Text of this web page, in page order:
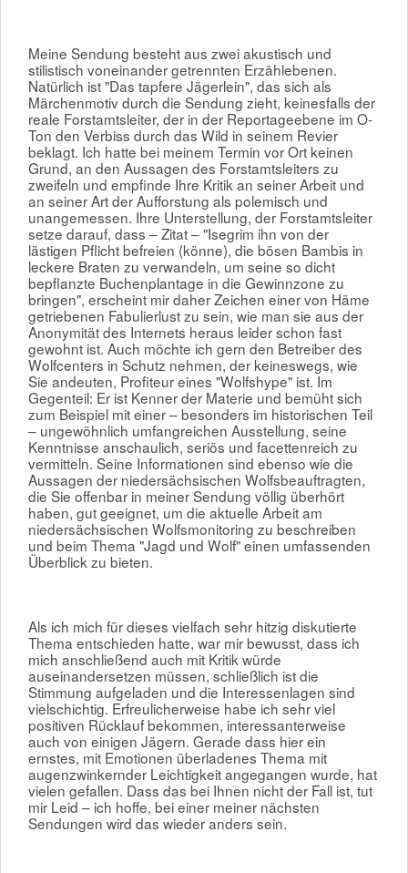
Meine Sendung besteht aus zwei akustisch und
stilistisch voneinander getrennten Erzählebenen.
Natürlich ist "Das tapfere Jägerlein", das sich als
Märchenmotiv durch die Sendung zieht, keinesfalls der
reale Forstamtsleiter, der in der Reportageebene im O-
Ton den Verbiss durch das Wild in seinem Revier
beklagt. Ich hatte bei meinem Termin vor Ort keinen
Grund, an den Aussagen des Forstamtsleiters zu
zweifeln und empfinde Ihre Kritik an seiner Arbeit und
an seiner Art der Aufforstung als polemisch und
unangemessen. Ihre Unterstellung, der Forstamtsleiter
setze darauf, dass – Zitat – "Isegrim ihn von der
lästigen Pflicht befreien (könne), die bösen Bambis in
leckere Braten zu verwandeln, um seine so dicht
bepflanzte Buchenplantage in die Gewinnzone zu
bringen", erscheint mir daher Zeichen einer von Häme
getriebenen Fabulierlust zu sein, wie man sie aus der
Anonymität des Internets heraus leider schon fast
gewohnt ist. Auch möchte ich gern den Betreiber des
Wolfcenters in Schutz nehmen, der keineswegs, wie
Sie andeuten, Profiteur eines "Wolfshype" ist. Im
Gegenteil: Er ist Kenner der Materie und bemüht sich
zum Beispiel mit einer – besonders im historischen Teil
– ungewöhnlich umfangreichen Ausstellung, seine
Kenntnisse anschaulich, seriös und facettenreich zu
vermitteln. Seine Informationen sind ebenso wie die
Aussagen der niedersächsischen Wolfsbeauftragten,
die Sie offenbar in meiner Sendung völlig überhört
haben, gut geeignet, um die aktuelle Arbeit am
niedersächsischen Wolfsmonitoring zu beschreiben
und beim Thema "Jagd und Wolf" einen umfassenden
Überblick zu bieten.
Als ich mich für dieses vielfach sehr hitzig diskutierte
Thema entschieden hatte, war mir bewusst, dass ich
mich anschließend auch mit Kritik würde
auseinandersetzen müssen, schließlich ist die
Stimmung aufgeladen und die Interessenlagen sind
vielschichtig. Erfreulicherweise habe ich sehr viel
positiven Rücklauf bekommen, interessanterweise
auch von einigen Jägern. Gerade dass hier ein
ernstes, mit Emotionen überladenes Thema mit
augenzwinkernder Leichtigkeit angegangen wurde, hat
vielen gefallen. Dass das bei Ihnen nicht der Fall ist, tut
mir Leid – ich hoffe, bei einer meiner nächsten
Sendungen wird das wieder anders sein.